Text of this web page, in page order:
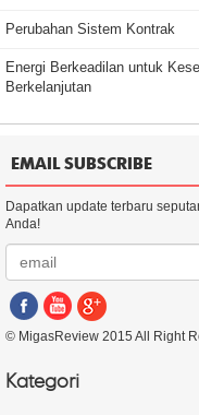
Perubahan Sistem Kontrak
Energi Berkeadilan untuk
Berkelanjutan
EMAIL SUBSCRIBE
Dapatkan update terbaru
Anda!
© MigasReview 2015 All Right
Kategori